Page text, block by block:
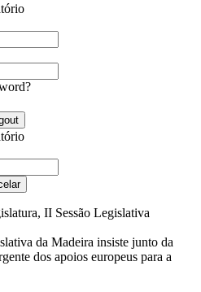
II Sessão Legislativa
da Madeira insiste junto da
dos apoios europeus para a